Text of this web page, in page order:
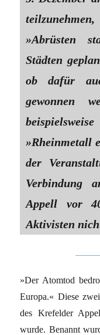
»Abrüsten
Städten
ob dafür
gewonnen
»Rheinmetall
der
Verbindung
Appell vor
Aktivisten
»Der Atomtod
Europa.« Diese
des Krefelder
wurde. Benannt